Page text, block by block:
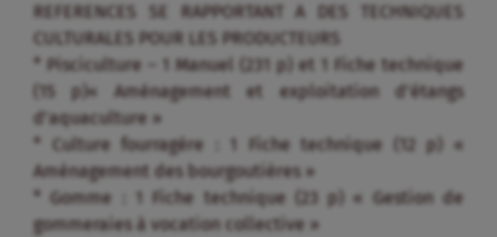
REFERENCES SE RAPPORTANT A DES TECHNIQUES
CULTURALES POUR LES PRODUCTEURS
* Pisciculture – 1 Manuel (231 p) et 1 Fiche technique
(15 p)« Aménagement et exploitation d’étangs
d’aquaculture »
* Culture fourragère : 1 Fiche technique (12 p) «
Aménagement des bourgoutières »
* Gomme : 1 Fiche technique (23 p) « Gestion de
gommeraies à vocation collective »